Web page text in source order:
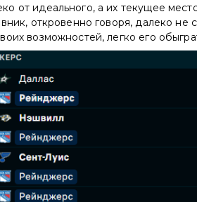
от идеального, а их текущее
откровенно говоря, далеко
возможностей, легко его